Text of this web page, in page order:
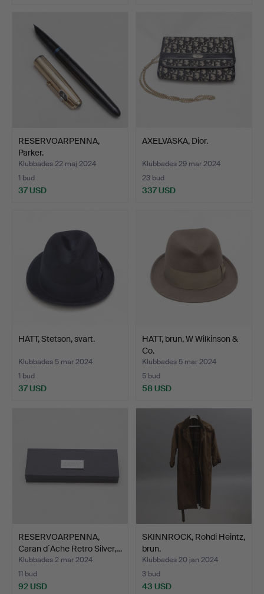
RESERVOARPENNA,
Parker.
Klubbades 22 maj 2024
1 bud
37 USD
AXELVÄSKA, Dior.
Klubbades 29 mar 2024
23 bud
337 USD
HATT, Stetson, svart.
Klubbades 5 mar 2024
1 bud
37 USD
HATT, brun, W Wilkinson &
Co.
Klubbades 5 mar 2024
5 bud
58 USD
RESERVOARPENNA,
Caran d´Ache Retro Silver,…
Klubbades 2 mar 2024
11 bud
92 USD
SKINNROCK, Rohdi Heintz,
brun.
Klubbades 20 jan 2024
3 bud
43 USD